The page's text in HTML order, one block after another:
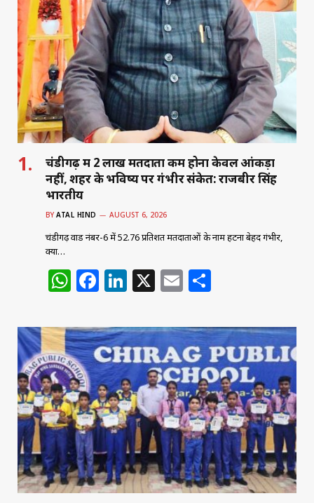
चंडीगढ़ में 2 लाख मतदाता कम होना केवल आंकड़ा
नहीं, शहर के भविष्य पर गंभीर संकेत: राजबीर सिंह
भारतीय
BY ATAL HIND AUGUST 6, 2026
चंडीगढ़ वार्ड नंबर-6 में 52.76 प्रतिशत मतदाताओं के नाम हटना बेहद गंभीर,
क्या…
W
at
s
A
p
p
F
c
e
b
o
o
k
Li
k
e
dI
n
X E
ai
l
ar
e